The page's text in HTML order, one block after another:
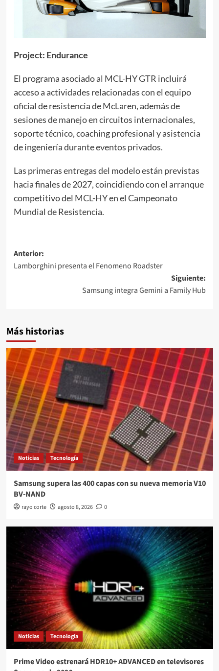
Project: Endurance
El programa asociado al MCL-HY GTR incluirá
acceso a actividades relacionadas con el equipo
oficial de resistencia de McLaren, además de
sesiones de manejo en circuitos internacionales,
soporte técnico, coaching profesional y asistencia
de ingeniería durante eventos privados.
Las primeras entregas del modelo están previstas
hacia finales de 2027, coincidiendo con el arranque
competitivo del MCL-HY en el Campeonato
Mundial de Resistencia.
Navegación
de
Anterior:
Lamborghini presenta el Fenomeno Roadster
Siguiente:
Samsung integra Gemini a Family Hub
Más historias
Noticias Tecnología
Samsung supera las 400 capas con su nueva memoria V10
BV-NAND
rayo corte agosto 8, 2026 0
Noticias Tecnología
Prime Video estrenará HDR10+ ADVANCED en televisores